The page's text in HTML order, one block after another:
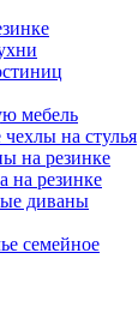
мебель
на стулья
на резинке
на резинке
диваны
семейное